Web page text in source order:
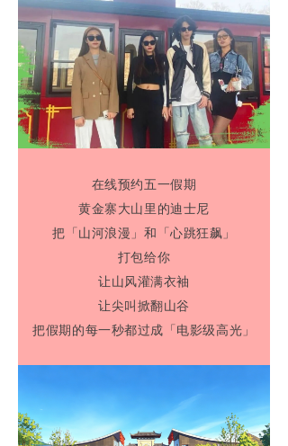
研学之旅
演出欣赏
游玩推荐路线
住在黄金寨
加入我们
在线预约五一假期
黄金寨大山里的迪士尼
把「山河浪漫」 和「心跳狂飙」
打包给你
让山风灌满衣袖
让尖叫掀翻山谷
把假期的每一秒都过成「电影级高光」